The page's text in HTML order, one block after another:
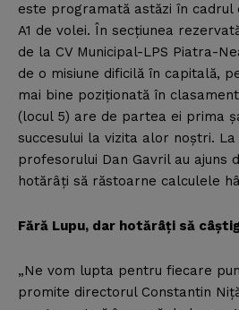
este programată astăzi în cadrul
A1 de volei. În secţiunea
de la CV Municipal-LPS Piatra-
de o misiune dificilă în capitală,
mai bine poziţionată în
(locul 5) are de partea ei prima
succesului la vizita alor noştri.
profesorului Dan Gavril au ajuns
hotărâţi să răstoarne calculele
Fără Lupu, dar hotărâţi să
„Ne vom lupta pentru fiecare
promite directorul Constantin